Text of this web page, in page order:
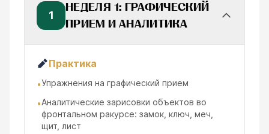
1
НЕДЕЛЯ 1: ГРАФИЧЕСКИЙ
ПРИЕМ И АНАЛИТИКА
Практика
•Упражнения на графический прием
•Аналитические зарисовки объектов во
фронтальном ракурсе: замок, ключ, меч,
щит, лист